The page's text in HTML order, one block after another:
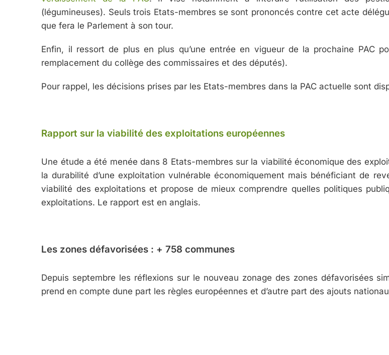
(légumineuses). Seuls trois Etats-membres se sont prononcés contre cet acte
que fera le Parlement à son tour.
Enfin, il ressort de plus en plus qu’une entrée en vigueur de la prochaine PAC
remplacement du collège des commissaires et des députés).
Pour rappel, les décisions prises par les Etats-membres dans la PAC actuelle sont
Rapport sur la viabilité des exploitations européennes
Une étude a été menée dans 8 Etats-membres sur la viabilité économique des
la durabilité d’une exploitation vulnérable économiquement mais bénéficiant de
viabilité des exploitations et propose de mieux comprendre quelles politiques
exploitations. Le rapport est en anglais.
Les zones défavorisées : + 758 communes
Depuis septembre les réflexions sur le nouveau zonage des zones défavorisées
prend en compte dune part les règles européennes et d’autre part des ajouts